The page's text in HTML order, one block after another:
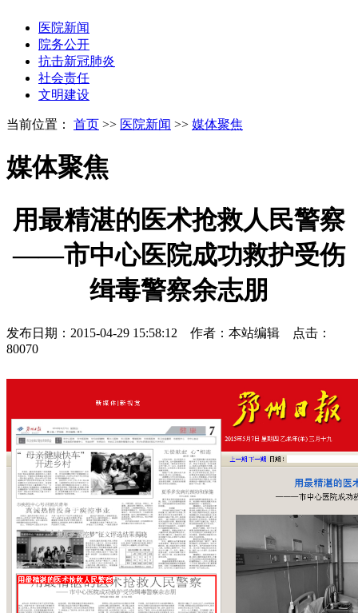
医院新闻
院务公开
抗击新冠肺炎
社会责任
文明建设
当前位置： 首页 >> 医院新闻 >> 媒体聚焦
媒体聚焦
用最精湛的医术抢救人民警察
——市中心医院成功救护受伤
缉毒警察余志朋
发布日期：2015-04-29 15:58:12 作者：本站编辑 点击：
80070